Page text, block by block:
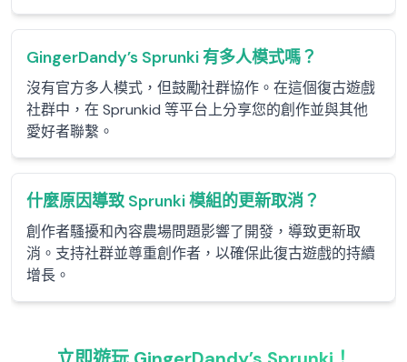
GingerDandy’s Sprunki 有多人模式嗎？
沒有官方多人模式，但鼓勵社群協作。在這個復古遊戲
社群中，在 Sprunkid 等平台上分享您的創作並與其他
愛好者聯繫。
什麼原因導致 Sprunki 模組的更新取消？
創作者騷擾和內容農場問題影響了開發，導致更新取
消。支持社群並尊重創作者，以確保此復古遊戲的持續
增長。